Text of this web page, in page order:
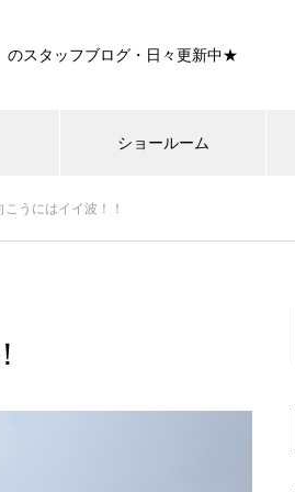
のスタッフブログ・日々更新中★
ショールーム
うにはイイ波！！